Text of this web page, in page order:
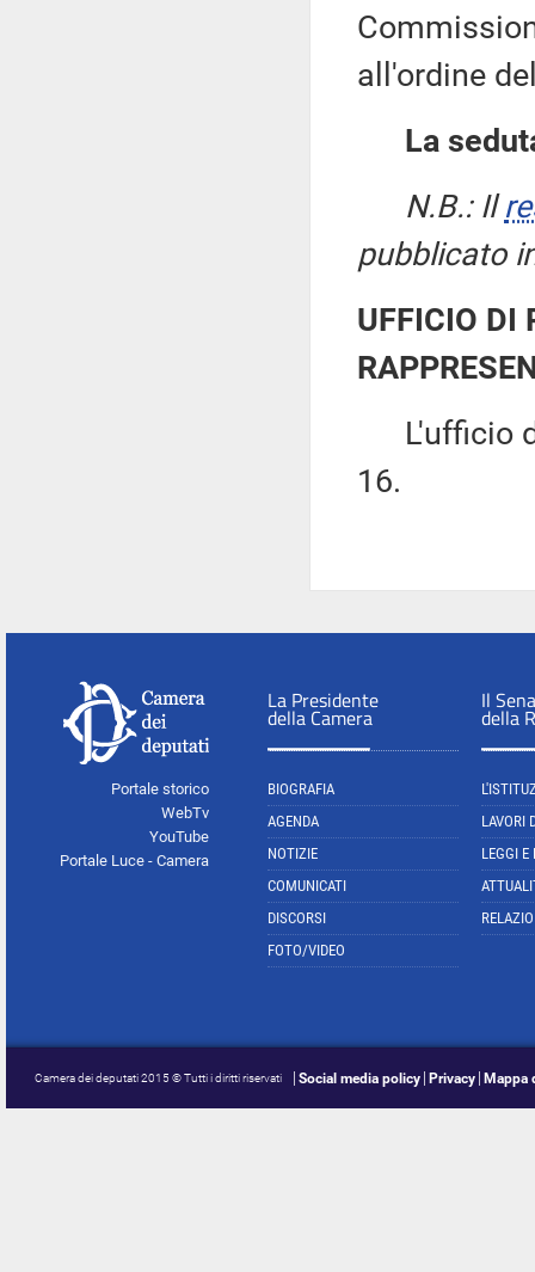
all'ordine
La
N.B.: Il
pubblicato
UFFICIO DI
L'ufficio di
16.
Portale storico
WebTv
YouTube
Portale Luce - Camera
La Presidente
della Camera
BIOGRAFIA
AGENDA
NOTIZIE
COMUNICATI
DISCORSI
FOTO/VIDEO
Il
della
LAVORI
LEGGI E
Camera dei deputati 2015 © Tutti i diritti riservati Social media policy Privacy Mappa